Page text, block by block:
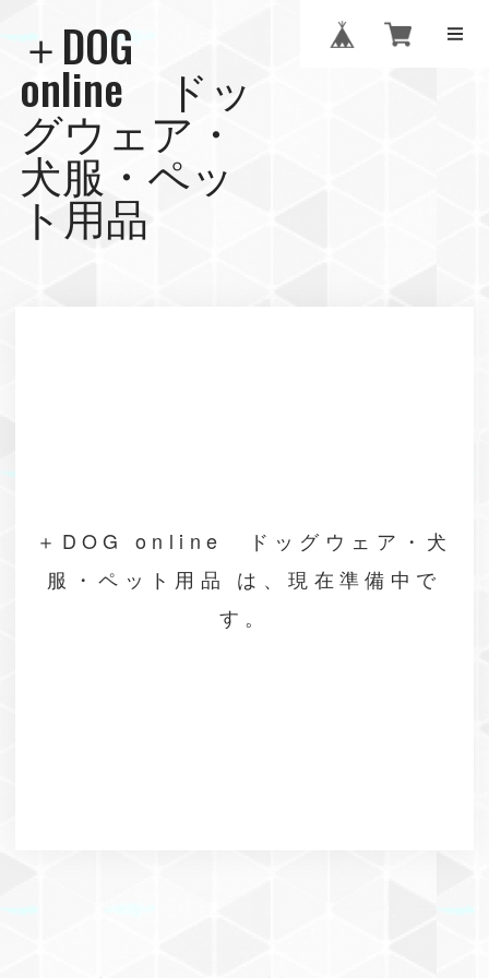
＋DOG
online ドッ
グウェア・
犬服・ペッ
ト用品
＋DOG online ドッグウェア・犬
服・ペット用品 は、現在準備中で
す。